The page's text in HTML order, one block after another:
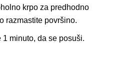
krpo za predhodno
razmastite površino.
minuto, da se posuši.